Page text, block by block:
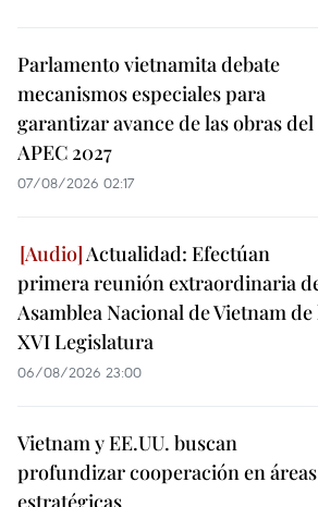
Parlamento vietnamita debate
mecanismos especiales para
garantizar avance de las obras del
APEC 2027
07/08/2026 02:17
Actualidad: Efectúan
primera reunión extraordinaria
Asamblea Nacional de Vietnam de
XVI Legislatura
06/08/2026 23:00
Vietnam y EE.UU. buscan
profundizar cooperación en áreas